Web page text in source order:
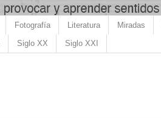
Fotografía Literatura Miradas
Siglo XX Siglo XXI